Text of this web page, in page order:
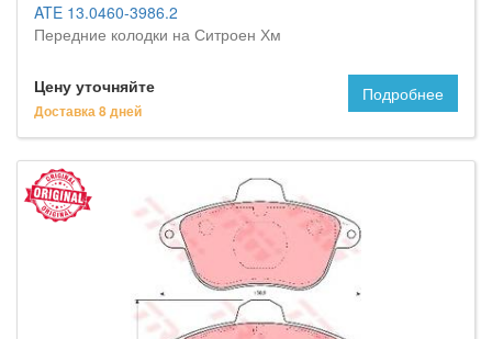
ATE 13.0460-3986.2
Передние колодки на Ситроен Хм
Цену уточняйте
Доставка 8 дней
Подробнее